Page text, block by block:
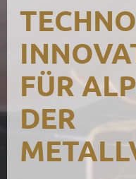
FÜR
DER